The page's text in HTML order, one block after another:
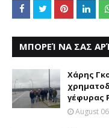
ΜΠΟΡΕΊ ΝΑ ΣΑΣ
Χάρης
γέφυρας
August